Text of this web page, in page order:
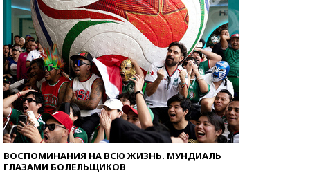
ВОСПОМИНАНИЯ НА ВСЮ ЖИЗНЬ. МУНДИАЛЬ
ГЛАЗАМИ БОЛЕЛЬЩИКОВ